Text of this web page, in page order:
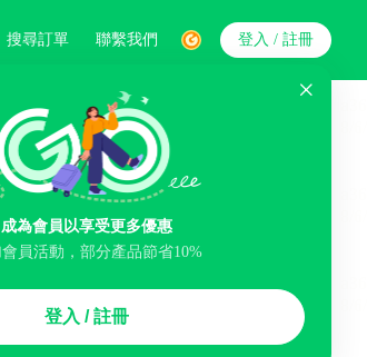
搜尋訂單 聯繫我們
成為會員以享受更多優惠
員活動，部分產品節省10%
登入 / 註冊
登入 / 註冊
搜索
民宿 泊車場